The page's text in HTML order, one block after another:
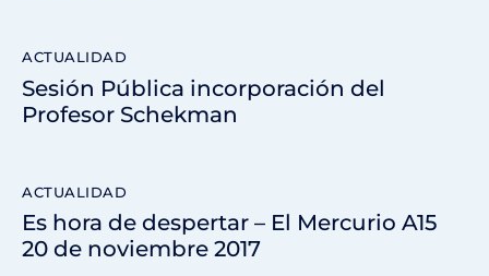
ACTUALIDAD
Sesión Pública incorporación del
Profesor Schekman
ACTUALIDAD
Es hora de despertar – El Mercurio A15
20 de noviembre 2017